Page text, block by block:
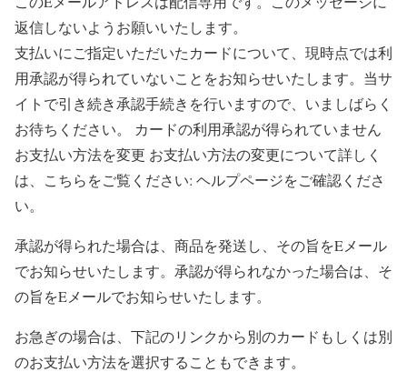
返信しないようお願いいたします。
支払いにご指定いただいたカードについて、現時点では利
用承認が得られていないことをお知らせいたします。当サ
イトで引き続き承認手続きを行いますので、いましばらく
お待ちください。 カードの利用承認が得られていません
お支払い方法を変更 お支払い方法の変更について詳しく
は、こちらをご覧ください: ヘルプページをご確認くださ
い。
承認が得られた場合は、商品を発送し、その旨をEメール
でお知らせいたします。承認が得られなかった場合は、そ
の旨をEメールでお知らせいたします。
お急ぎの場合は、下記のリンクから別のカードもしくは別
のお支払い方法を選択することもできます。